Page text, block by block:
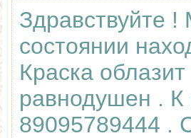
Здравствуйте !
состоянии
Краска
равнодушен . К
89095789444 .